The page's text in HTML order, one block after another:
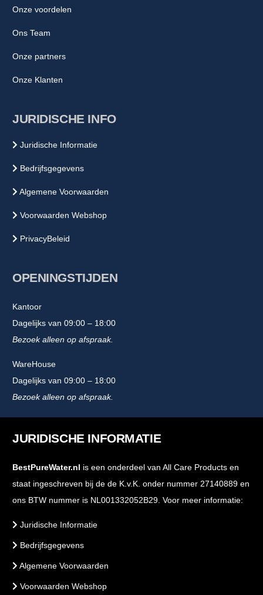
Onze voordelen
Ons Team
Onze partners
Onze Klanten
JURIDISCHE INFO
Juridische Informatie
Bedrijfsgegevens
Algemene Voorwaarden
Voorwaarden Webshop
PrivacyBeleid
OPENINGSTIJDEN
Kantoor
Dagelijks van 09:00 – 18:00
Bezoek alleen op afspraak.
WareHouse
Dagelijks van 09:00 – 18:00
Bezoek alleen op afspraak.
JURIDISCHE INFORMATIE
BestPureWater.nl is een onderdeel van All Care Products en
staat ingeschreven bij de de K.v.K. onder nummer 27140889 en
ons BTW nummer is NL001332052B29. Voor meer informatie:
Juridische Informatie
Bedrijfsgegevens
Algemene Voorwaarden
Voorwaarden Webshop